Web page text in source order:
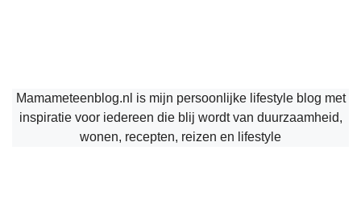
Mamameteenblog.nl is mijn persoonlijke lifestyle blog met
inspiratie voor iedereen die blij wordt van duurzaamheid,
wonen, recepten, reizen en lifestyle